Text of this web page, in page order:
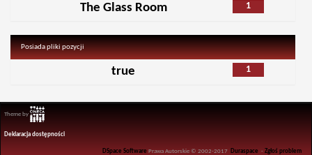
1
The Glass Room
Posiada pliki pozycji
1
true
Theme by
Deklaracja dostępności
DSpace Software Prawa Autorskie © 2002-2017 Duraspace -Zgłoś problem